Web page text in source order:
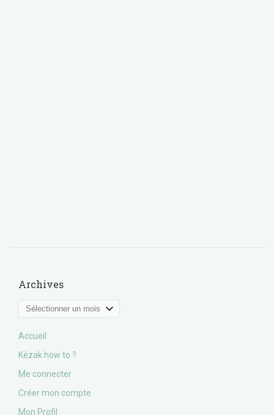
Archives
Archives
Accueil
Kézak how to ?
Me connecter
Créer mon compte
Mon Profil